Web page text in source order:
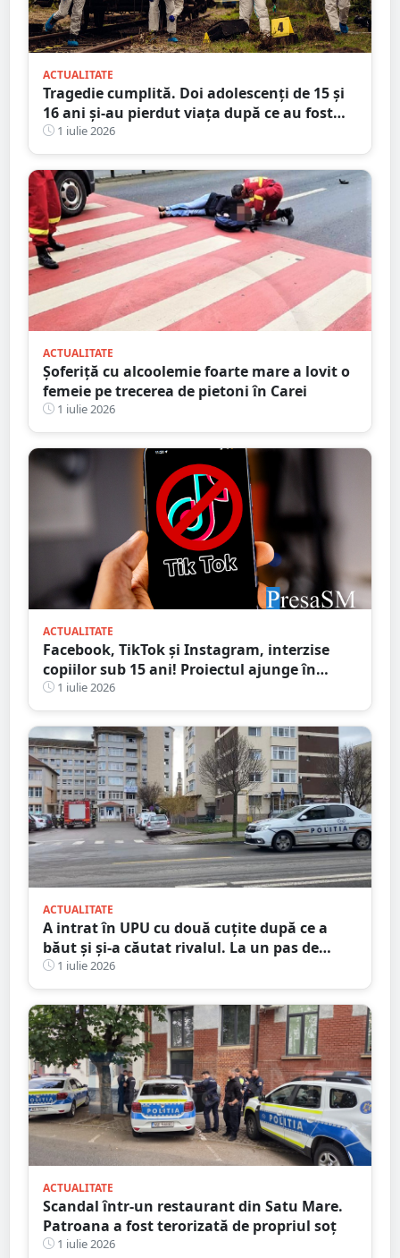
ACTUALITATE
Tragedie cumplită. Doi adolescenți de 15 și
16 ani și-au pierdut viața după ce au fost
loviți de un tren de marfă
1 iulie 2026
ACTUALITATE
Șoferiță cu alcoolemie foarte mare a lovit o
femeie pe trecerea de pietoni în Carei
1 iulie 2026
ACTUALITATE
Facebook, TikTok și Instagram, interzise
copiilor sub 15 ani! Proiectul ajunge în
Parlament
1 iulie 2026
ACTUALITATE
A intrat în UPU cu două cuțite după ce a
băut și și-a căutat rivalul. La un pas de
tragedie
1 iulie 2026
ACTUALITATE
Scandal într-un restaurant din Satu Mare.
Patroana a fost terorizată de propriul soț
1 iulie 2026